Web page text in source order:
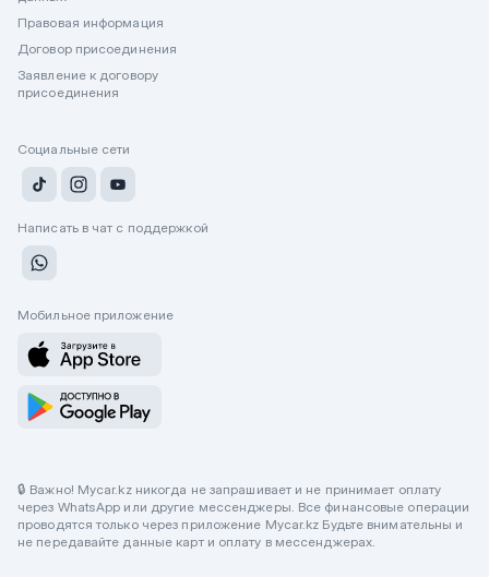
Правовая информация
Договор присоединения
Заявление к договору
присоединения
Социальные сети
Написать в чат с поддержкой
Мобильное приложение
🔒 Важно! Mycar.kz никогда не запрашивает и не принимает оплату
через WhatsApp или другие мессенджеры. Все финансовые операции
проводятся только через приложение Mycar.kz Будьте внимательны и
не передавайте данные карт и оплату в мессенджерах.